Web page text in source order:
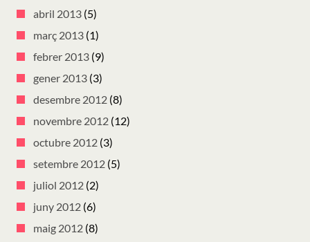
abril 2013 (5)
març 2013 (1)
febrer 2013 (9)
gener 2013 (3)
desembre 2012 (8)
novembre 2012 (12)
octubre 2012 (3)
setembre 2012 (5)
juliol 2012 (2)
juny 2012 (6)
maig 2012 (8)